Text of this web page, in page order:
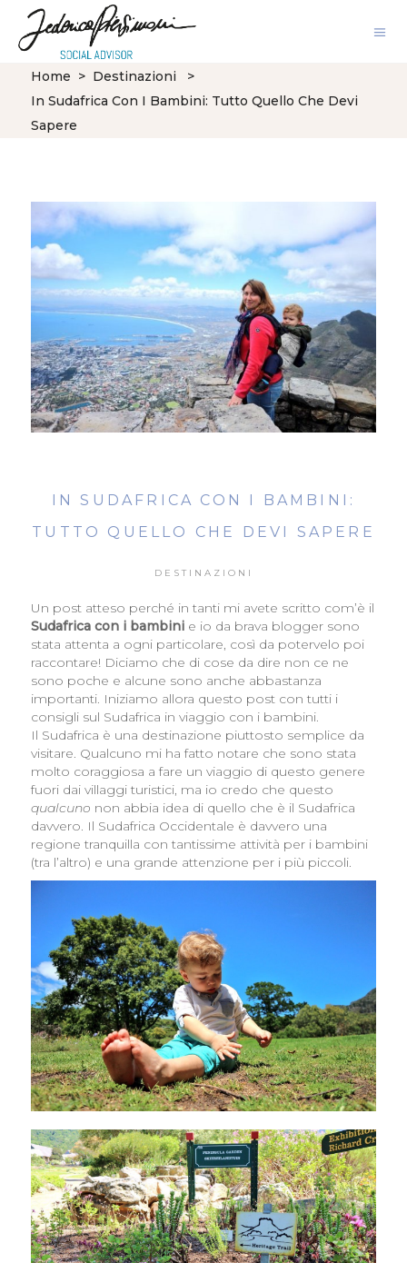
Home > Destinazioni
>
In Sudafrica Con I Bambini: Tutto Quello Che Devi
Sapere
IN SUDAFRICA CON I BAMBINI:
TUTTO QUELLO CHE DEVI SAPERE
DESTINAZIONI
Un post atteso perché in tanti mi avete scritto com’è il
Sudafrica con i bambinie io da brava blogger sono
stata attenta a ogni particolare, così da potervelo poi
raccontare! Diciamo che di cose da dire non ce ne
sono poche e alcune sono anche abbastanza
importanti. Iniziamo allora questo post con tutti i
consigli sul Sudafrica in viaggio con i bambini.
Il Sudafrica è una destinazione piuttosto semplice da
visitare. Qualcuno mi ha fatto notare che sono stata
molto coraggiosa a fare un viaggio di questo genere
fuori dai villaggi turistici, ma io credo che questo
qualcuno non abbia idea di quello che è il Sudafrica
davvero. Il Sudafrica Occidentale è davvero una
regione tranquilla con tantissime attività per i bambini
(tra l’altro) e una grande attenzione per i più piccoli.